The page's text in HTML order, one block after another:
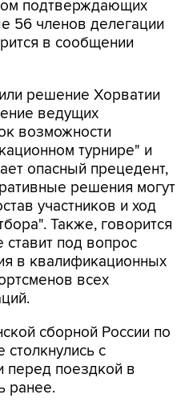
подтверждающих
56 членов делегации
в сообщении
решение Хорватии
ведущих
возможности
турнире" и
опасный прецедент,
решения могут
участников и ход
Также, говорится
под вопрос
в квалификационных
всех
сборной России по
столкнулись с
поездкой в
ранее.